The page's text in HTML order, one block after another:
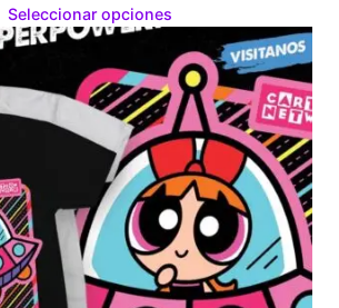
range:
through
$280.00
Seleccionar opciones